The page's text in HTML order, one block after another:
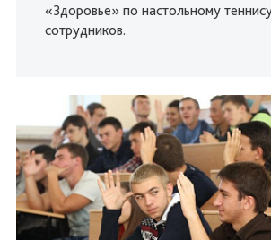
«Здоровье» по настольному
сотрудников.